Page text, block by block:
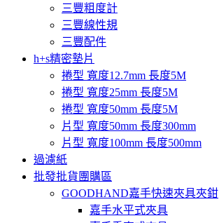
三豐粗度計
三豐線性規
三豐配件
h+s精密墊片
捲型 寬度12.7mm 長度5M
捲型 寬度25mm 長度5M
捲型 寬度50mm 長度5M
片型 寬度50mm 長度300mm
片型 寬度100mm 長度500mm
過濾紙
批發批貨團購區
GOODHAND嘉手快速夾具夾鉗
嘉手水平式夾具